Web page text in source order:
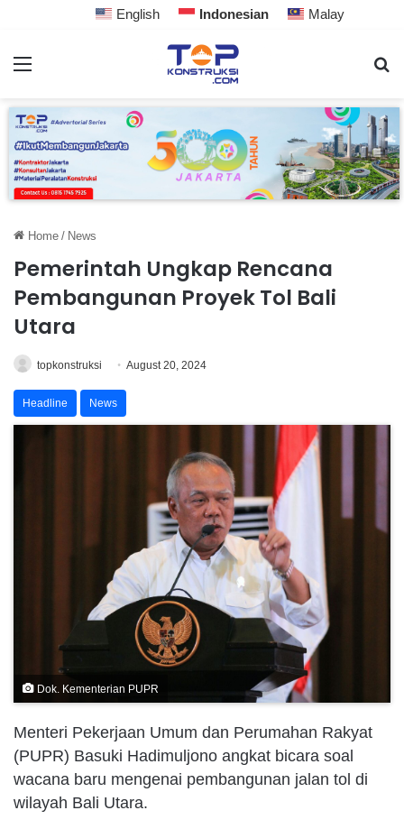
English Indonesian Malay
Home / News
Pemerintah Ungkap Rencana
Pembangunan Proyek Tol Bali
Utara
topkonstruksi August 20, 2024
Headline News
Dok. Kementerian PUPR
Menteri Pekerjaan Umum dan Perumahan Rakyat
(PUPR) Basuki Hadimuljono angkat bicara soal
wacana baru mengenai pembangunan jalan tol di
wilayah Bali Utara.